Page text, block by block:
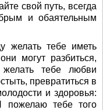
свой путь, всегда
и обаятельным
желать тебе иметь
могут разбиться,
желать тебе любви
превратиться в
и здоровья:
пожелаю тебе того